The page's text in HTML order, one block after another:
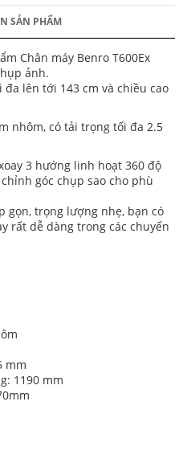
SẢN PHẨM
Chân máy Benro T600Ex
ảnh.
đa lên tới 143 cm và chiều cao
nhôm, có tải trọng tối đa 2.5
3 hướng linh hoạt 360 độ
góc chụp sao cho phù
gọn, trọng lượng nhẹ, bạn có
rất dễ dàng trong các chuyến
mm
1190 mm